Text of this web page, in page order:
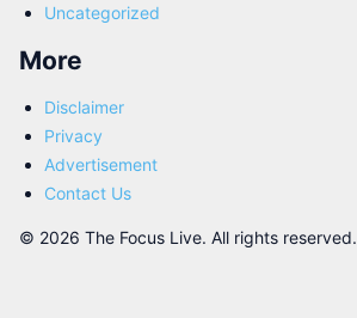
Uncategorized
More
Disclaimer
Privacy
Advertisement
Contact Us
© 2026 The Focus Live. All rights reserved.